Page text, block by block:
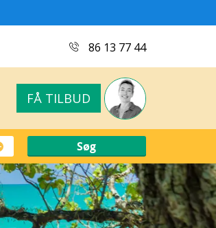
86 13 77 44
FÅ TILBUD
FÅ TILBUD